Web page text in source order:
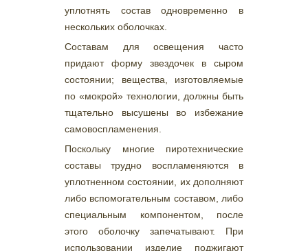
уплотнять состав одновременно в
нескольких оболочках.
Составам для освещения часто
придают форму звездочек в сыром
состоянии; вещества, изготовляемые
по «мокрой» технологии, должны быть
тщательно высушены во избежание
самовоспламенения.
Поскольку многие пиротехнические
составы трудно воспламеняются в
уплотненном состоянии, их дополняют
либо вспомогательным составом, либо
специальным компонентом, после
этого оболочку запечатывают. При
использовании изделие поджигают